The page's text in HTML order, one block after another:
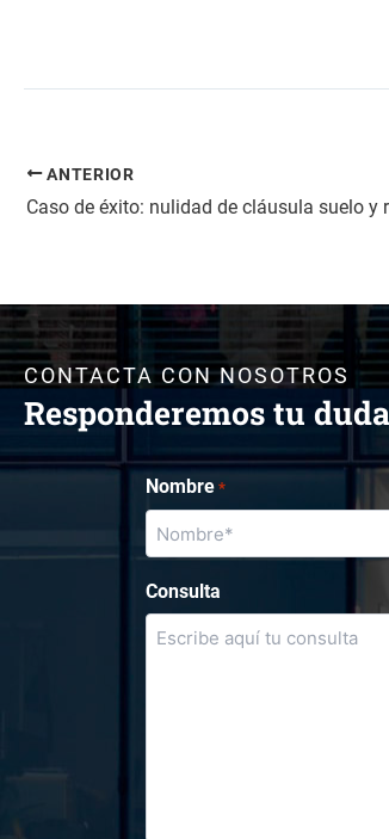
ANTERIOR
CONTACTA CON NOSOTROS
Responderemos tu
Nombre *
Consulta